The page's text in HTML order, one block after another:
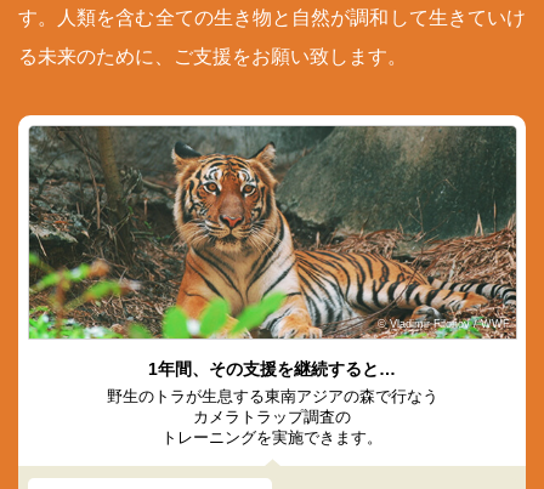
す。人類を含む全ての生き物と自然が調和して生きていけ
る未来のために、ご支援をお願い致します。
© Vladimir Filonov / WWF
1年間、その支援を継続すると…
野生のトラが生息する東南アジアの森で行なう
カメラトラップ調査の
トレーニングを実施できます。